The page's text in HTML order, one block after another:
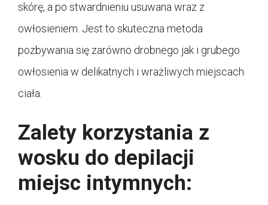
skórę, a po stwardnieniu usuwana wraz z
owłosieniem. Jest to skuteczna metoda
pozbywania się zarówno drobnego jak i grubego
owłosienia w delikatnych i wrażliwych miejscach
ciała.
Zalety korzystania z
wosku do depilacji
miejsc intymnych: